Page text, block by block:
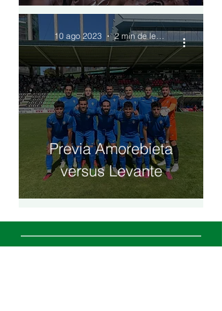
Previa Amorebieta
versus Levante
10 ago 2023 2 min de lectura